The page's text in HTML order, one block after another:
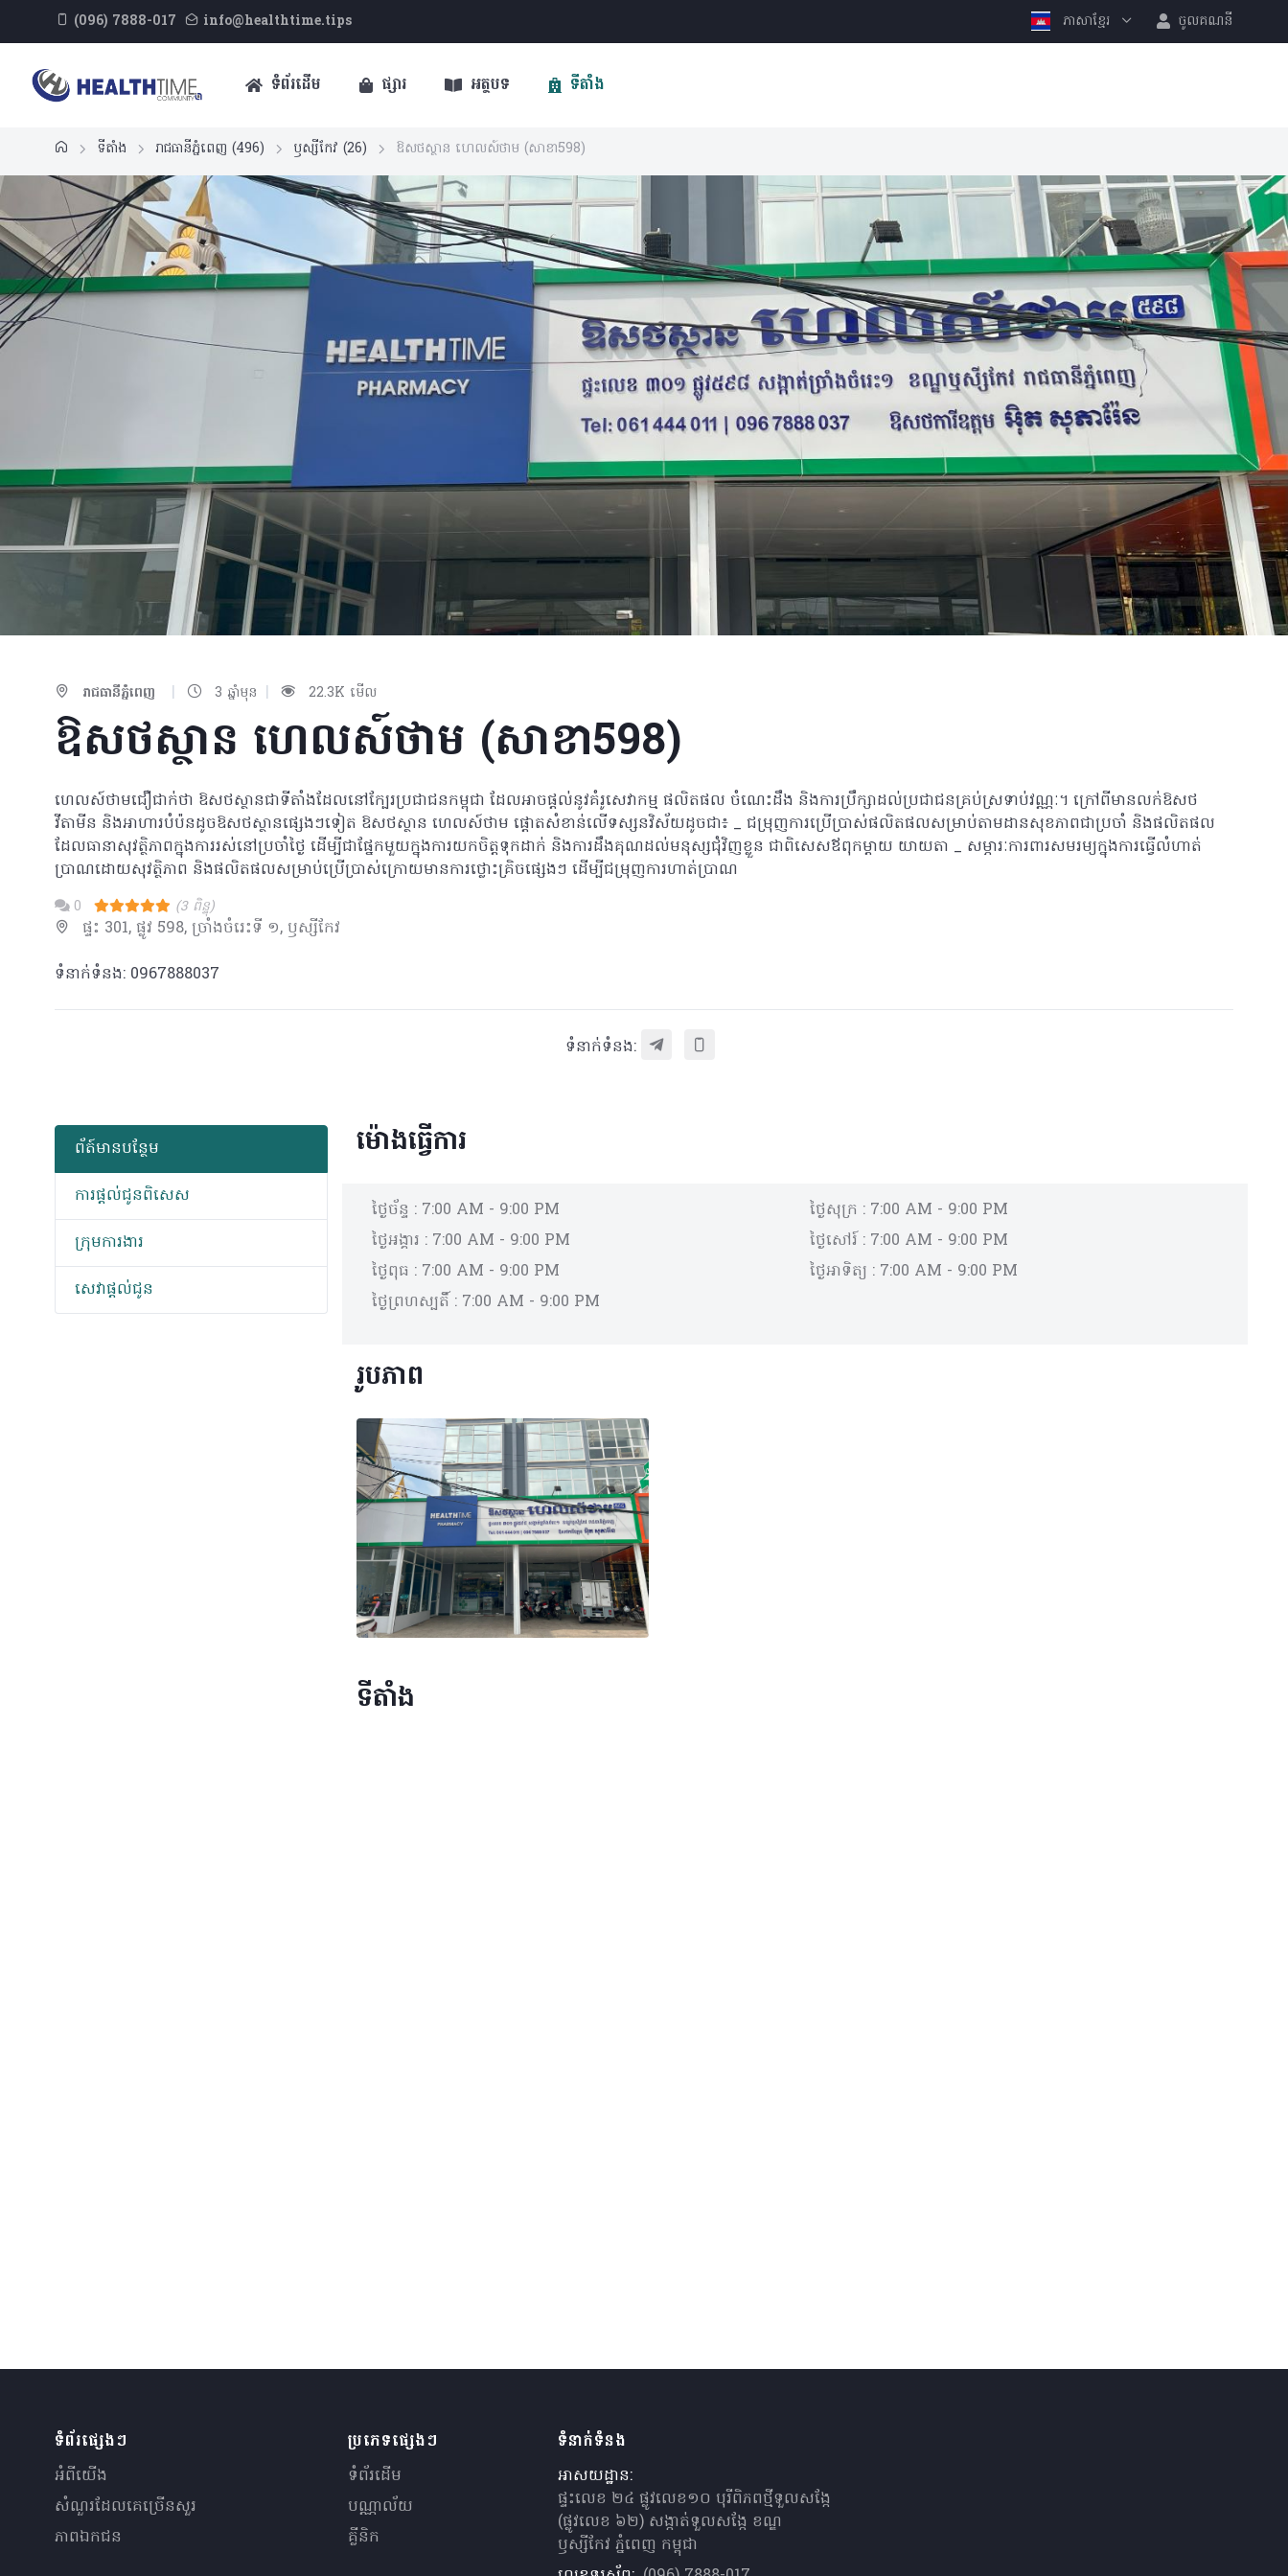
(096) 7888-017 info@healthtime.tips ភាសាខ្មែរ ចូលគណនី
ទំព័រដើម ផ្សារ អត្ថបទ ទីតាំង
ទីតាំង រាជធានីភ្នំពេញ (496) ឫស្សីកែវ (26) ឱសថស្ថាន ហេលស៍ថាម (សាខា598)
រាជធានីភ្នំពេញ | 3 ឆ្នាំមុន | 22.3K មើល
ឱសថស្ថាន ហេលស៍ថាម (សាខា598)
ហេលស៍ថាមជឿជាក់ថា ឱសថស្ថានជាទីតាំងដែលនៅក្បែរប្រជាជនកម្ពុជា ដែលអាចផ្តល់នូវគំរូសេវាកម្ម ផលិតផល ចំណេះដឹង និងការប្រឹក្សាដល់ប្រជាជនគ្រប់ស្រទាប់វណ្ណៈ។ ក្រៅពីមានលក់ឱសថ
វីតាមីន និងអាហារបំប៉នដូចឱសថស្ថានផ្សេងៗទៀត ឱសថស្ថាន ហេលស៍ថាម ផ្តោតសំខាន់លើទស្សនវិស័យដូចជា៖ _ ជម្រុញការប្រើប្រាស់ផលិតផលសម្រាប់តាមដានសុខភាពជាប្រចាំ និងផលិតផល
ដែលធានាសុវត្ថិភាពក្នុងការរស់នៅប្រចាំថ្ងៃ ដើម្បីជាផ្នែកមួយក្នុងការយកចិត្តទុកដាក់ និងការដឹងគុណដល់មនុស្សជុំវិញខ្លួន ជាពិសេសឪពុកម្តាយ យាយតា _ សម្ភារៈការពារសមរម្យក្នុងការធ្វើលំហាត់
ប្រាណដោយសុវត្ថិភាព និងផលិតផលសម្រាប់ប្រើប្រាស់ក្រោយមានការថ្លោះគ្រិចផ្សេងៗ ដើម្បីជម្រុញការហាត់ប្រាណ
0 (3 ពិន្ទុ)
ផ្ទះ 301, ផ្លូវ 598, ច្រាំងចំរេះទី ១, ឫស្សីកែវ
ទំនាក់ទំនង: 0967888037
ទំនាក់ទំនង:
ព័​ត៍​មាន​បន្ថែម
ការផ្តល់ជូនពិសេស
ក្រុមការងារ
សេវាផ្តល់ជូន
ម៉ោងធ្វើការ
ថ្ងៃច័ន្ទ : 7:00 AM - 9:00 PM
ថ្ងៃអង្គារ : 7:00 AM - 9:00 PM
ថ្ងៃពុធ : 7:00 AM - 9:00 PM
ថ្ងៃព្រហស្បតិ៍ : 7:00 AM - 9:00 PM
ថ្ងៃសុក្រ : 7:00 AM - 9:00 PM
ថ្ងៃសៅរ៍ : 7:00 AM - 9:00 PM
ថ្ងៃអាទិត្យ : 7:00 AM - 9:00 PM
រូបភាព
ទីតាំង
ទំព័រផ្សេងៗ
អំពីយើង
សំណួរ​ដែលគេ​ច្រើន​សួរ
ភាពឯកជន
ប្រភេទផ្សេងៗ
ទំព័រដើម
បណ្ណាល័យ
គ្លីនិក
ទំនាក់ទំនង
អាសយដ្ឋាន:
ផ្ទះលេខ ២៤ ផ្លូវលេខ១០ បុរីពិភពថ្មីទួលសង្កែ
(ផ្លូវលេខ ៦២) សង្កាត់ទួលសង្កែ ខណ្ឌ
ឫស្សីកែវ ភ្នំពេញ កម្ពុជា